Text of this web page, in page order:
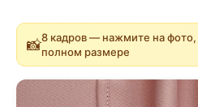
📸8 кадров — нажмите на фото,
полном размере